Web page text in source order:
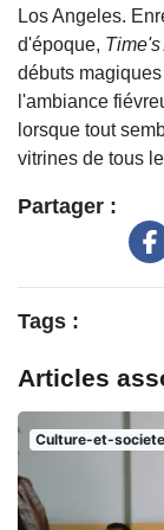
Los Angeles.
d'époque,
débuts
l'ambiance
lorsque tout
vitrines de tous
Partager :
Tags :
Articles
Culture-et-societe